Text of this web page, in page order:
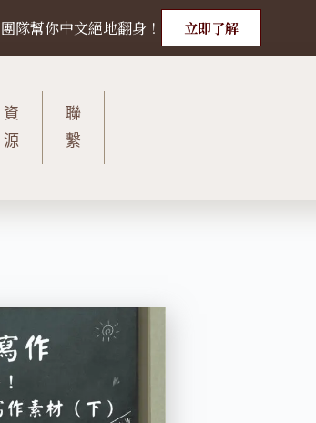
隊幫你中文絕地翻身！ 立即了解
資
源
聯
繫